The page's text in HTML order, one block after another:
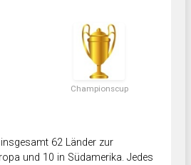
Championscup
62 Länder zur
und 10 in Südamerika. Jedes